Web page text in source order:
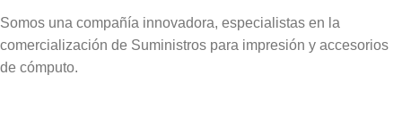
Somos una compañía innovadora, especialistas en la
comercialización de Suministros para impresión y accesorios
de cómputo.